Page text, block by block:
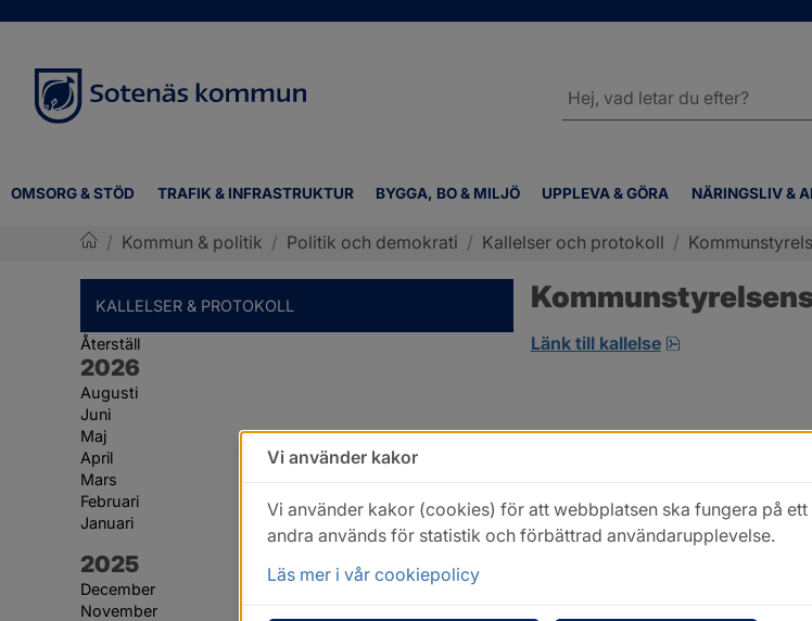
OMSORG & STÖD TRAFIK & INFRASTRUKTUR BYGGA, BO & MILJÖ UPPLEVA & GÖRA NÄRINGSLIV &
webbplatsen
/ Kommun & politik / Politik och demokrati / Kallelser och protokoll /
KALLELSER & PROTOKOLL
Återställ
År:
2026
Augusti
Juni
Maj
April
Mars
Februari
Januari
År:
2025
December
November
Länk till kallelse pdf, öppnas i
Vi använder kakor
Vi använder kakor (cookies) för att webbplatsen ska fungera på
andra används för statistik och förbättrad användarupplevelse.
Läs mer i vår cookiepolicy